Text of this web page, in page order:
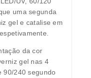
uma segunda
gel e catalise em
da cor
gel nas 4
90/240 segundo